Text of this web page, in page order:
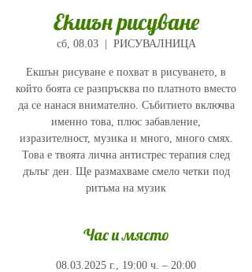
Екшън рисуване
сб, 08.03
  |
РИСУВАЛНИЦА
Екшън рисуване е похват в рисуването, в
който боята се разпръсква по платното вместо
да се нанася внимателно. Събитието включва
именно това, плюс забавление,
изразителност, музика и много, много смях.
Това е твоята лична антистрес терапия след
дълъг ден. Ще размахваме смело четки под
ритъма на музик
Час и място
08.03.2025 г., 19:00 ч. – 20:00